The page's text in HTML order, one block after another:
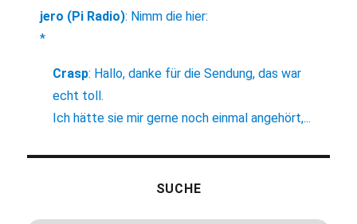
jero (Pi Radio): Nimm die hier:
*
Crasp: Hallo, danke für die Sendung, das war
echt toll.
Ich hätte sie mir gerne noch einmal angehört,...
SUCHE